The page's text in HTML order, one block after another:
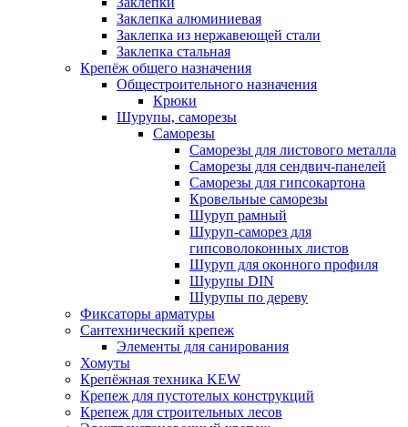
Заклепка алюминиевая
Заклепка из нержавеющей стали
Заклепка стальная
Крепёж общего назначения
Общестроительного назначения
Крюки
Шурупы, саморезы
Саморезы
Саморезы для листового металла
Саморезы для сендвич-панелей
Саморезы для гипсокартона
Кровельные саморезы
Шуруп рамный
Шуруп-саморез для
гипсоволоконных листов
Шуруп для оконного профиля
Шурупы DIN
Шурупы по дереву
Фиксаторы арматуры
Сантехнический крепеж
Элементы для санирования
Хомуты
Крепёжная техника KEW
Крепеж для пустотелых конструкций
Крепеж для строительных лесов